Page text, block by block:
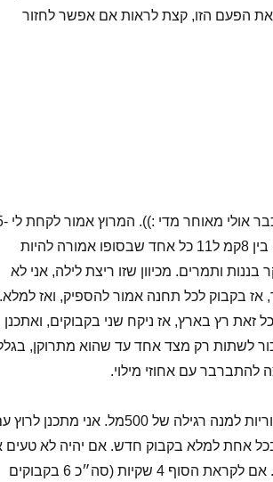
את הפעם הזו, קצת לראות אם אפשר לחזור
אולי הדבר שהכי חשוב וקל לתכנן (השאר
6 שעות. המרחק מחולק די יפה ל5 שלבים, בין 8קמ ל11 כל אחד שבסופו אמורה להיות
ותמרים. מכיוון שזו ריצת לילה, אני לא
לשעה בערך, אז בקבוק לכל תחנה אמור להספיק, ואז למלא.
זאת רץ בארץ, אז ניקח שני בקבוקים, ואתכנן
לשתות רק מצד אחד עד שהוא מתרוקן,
להתברבר עם אחוזי מילוי.
אני רץ עם משקה ללא טעם, שנותן 100 קלוריות למנה רגילה של 500מל. אני מתכנן
שתי מנות בכל אחת למלא בקבוק חדש. אם יהיה לא טעים
שיהיה קשה לשתות לא אשים שקית מלאה. אם לקראת הסוף 4 שקיות (סה״כ 6 בקבוקים